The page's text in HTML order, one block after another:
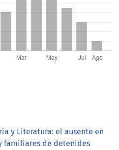
y Literatura: el ausente en
familiares de detenides